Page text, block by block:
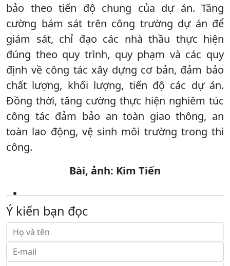
bảo theo tiến độ chung của dự án. Tăng
cường bám sát trên công trường dự án để
giám sát, chỉ đạo các nhà thầu thực hiện
đúng theo quy trình, quy phạm và các quy
định về công tác xây dựng cơ bản, đảm bảo
chất lượng, khối lượng, tiến độ các dự án.
Đồng thời, tăng cường thực hiện nghiêm túc
công tác đảm bảo an toàn giao thông, an
toàn lao động, vệ sinh môi trường trong thi
công.
Bài, ảnh: Kim Tiến
Ý kiến bạn đọc